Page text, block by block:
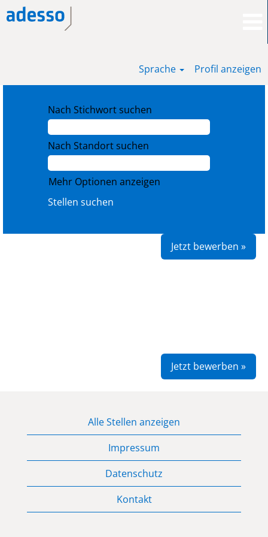
Sprache Profil anzeigen
Nach Stichwort suchen
Nach Standort suchen
Mehr Optionen anzeigen
Jetzt bewerben »
Jetzt bewerben »
Alle Stellen anzeigen
Impressum
Datenschutz
Kontakt